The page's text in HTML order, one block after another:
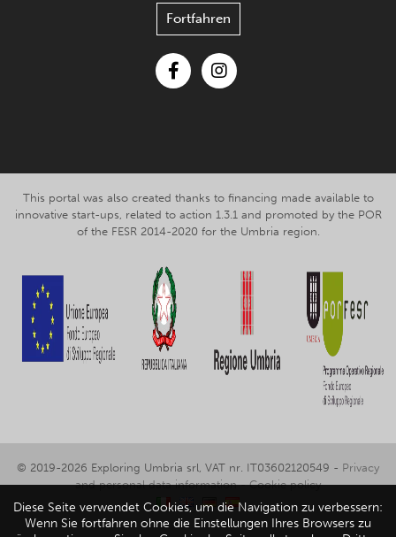
Fortfahren
This portal was also created thanks to financing made available to
innovative start-ups, related to action 1.3.1 and promoted by the POR
of the FESR 2014-2020 for the Umbria region.
© 2019-2026 Exploring Umbria srl, VAT nr. IT03602120549 - Privacy
and personal data information-Cookie policy
Diese Seite verwendet Cookies, um die Navigation zu verbessern:
Wenn Sie fortfahren ohne die Einstellungen Ihres Browsers zu